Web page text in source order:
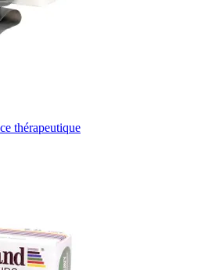
thérapeutique